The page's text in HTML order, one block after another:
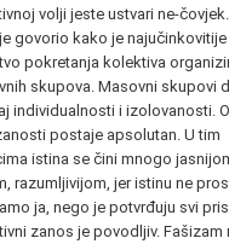
volji jeste ustvari ne-čovjek.
govorio kako je najučinkovitije
pokretanja kolektiva
skupova. Masovni skupovi
individualnosti i izolovanosti.
postaje apsolutan. U tim
istina se čini mnogo
razumljivijom, jer istinu ne
ja, nego je potvrđuju svi
zanos je povodljiv. Fašizam